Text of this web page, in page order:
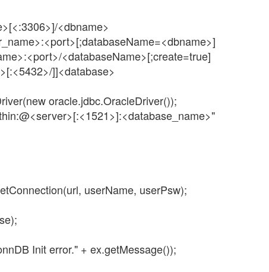
<dbname>
<databaseName>[;create=true]
]]<database>
oracle.jdbc.OracleDriver());
userName, userPsw);
Init error." + ex.getMessage());